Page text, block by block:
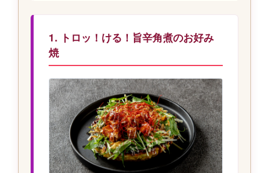
1. トロッ！ける！旨辛角煮のお好み
焼